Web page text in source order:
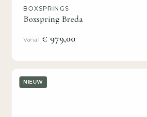
BOXSPRINGS
Boxspring Breda
Vanaf € 979,00
NIEUW